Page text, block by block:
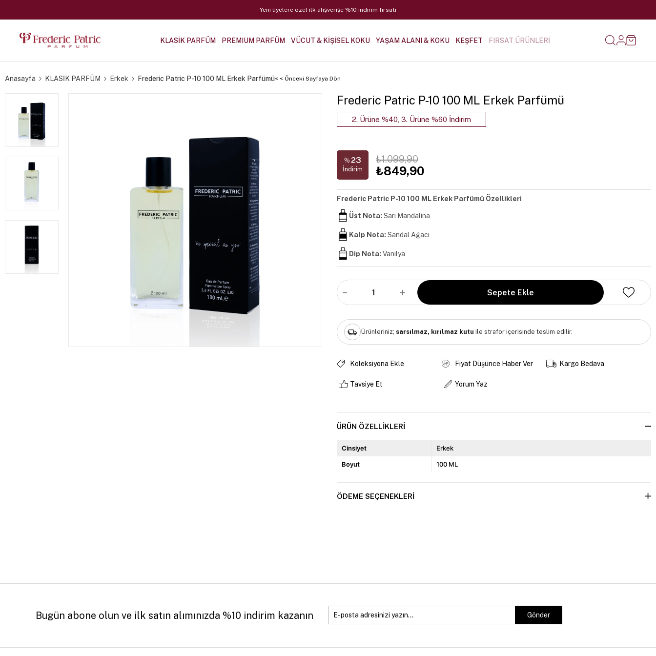
Yeni üyelere özel ilk alışverişe %10 indirim fırsatı
KLASİK PARFÜM PREMIUM PARFÜM VÜCUT & KİŞİSEL KOKU YAŞAM ALANI & KOKU KEŞFET FIRSAT ÜRÜNLERİ
Anasayfa KLASİK PARFÜM Erkek Frederic Patric P-10 100 ML Erkek Parfümü< < Önceki Sayfaya Dön
Frederic Patric P-10 100 ML Erkek Parfümü
2. Ürüne %40, 3. Ürüne %60 İndirim
% 23
İndirim
₺1.099,90
₺849,90
Frederic Patric P-10 100 ML Erkek Parfümü Özellikleri
Üst Nota: Sarı Mandalina
Kalp Nota: Sandal Ağacı
Dip Nota: Vanilya
Ürünleriniz; sarsılmaz, kırılmaz kutu ile strafor içerisinde teslim edilir.
Koleksiyona Ekle Fiyat Düşünce Haber Ver Kargo Bedava
Tavsiye Et Yorum Yaz
ÜRÜN ÖZELLIKLERI
Cinsiyet Erkek
Boyut 100 ML
ÖDEME SEÇENEKLERI
Bugün abone olun ve ilk satın alımınızda %10 indirim kazanın Gönder